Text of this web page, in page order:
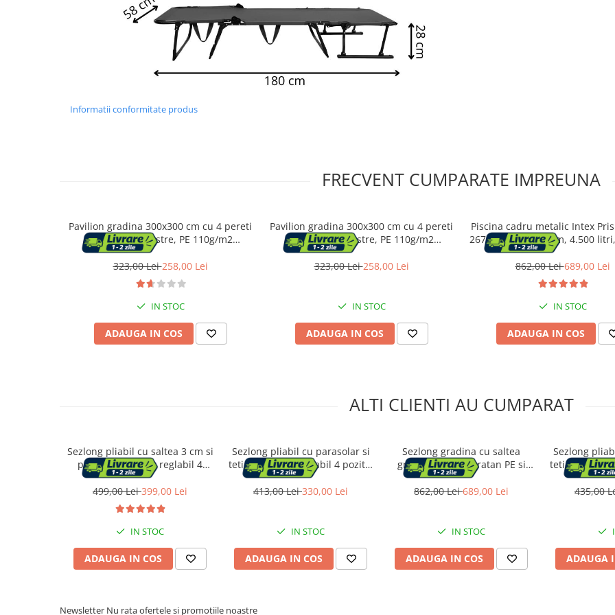
Mese cafea si decorative
Mobila hol
Decoratiuni
Suporturi flori si ghivece
Electronice & Iluminat
Radio cu ceas & portabile
Mobila dormitor
Dulapuri dormitor
Informatii conformitate produs
FRECVENT CUMPARATE IMPREUNA
Pavilion gradina 300x300 cm cu 4 pereti
laterali cu ferestre, PE 110g/m2
impermeabil, cadru otel, gri
323,00 Lei258,00 Lei
IN STOC
ADAUGA IN COS
Pavilion gradina 300x300 cm cu 4 pereti
laterali cu ferestre, PE 110g/m2
impermeabil, cadru otel, verde
323,00 Lei258,00 Lei
IN STOC
ADAUGA IN COS
Piscina cadru metalic Intex
26702NP, 305x76 cm, 4.500
accesoriile
862,00 Lei689,00 Lei
IN STOC
ADAUGA IN COS
ALTI CLIENTI AU CUMPARAT
Sezlong pliabil cu saltea 3 cm si
parasolar, spatar reglabil 4
pozitii, max 150 kg, 193x53x30
cm, gri
499,00 Lei399,00 Lei
IN STOC
ADAUGA IN COS
Sezlong pliabil cu parasolar si
tetiera, spatar reglabil 4 pozitii,
tesatura sintetica respirabila,
max 150 kg, 200x71x38 cm,
413,00 Lei330,00 Lei
IN STOC
ADAUGA IN COS
Sezlong gradina cu saltea
groasa si tetiera, ratan PE si
metal, maxim 150 kg,
195x65x40 cm, negru si gri
862,00 Lei689,00 Lei
IN STOC
ADAUGA IN COS
Sezlong
tetiera,
tesatura
max 150 kg,
435,00
ADAUGA
Newsletter Nu rata ofertele si promotiile noastre